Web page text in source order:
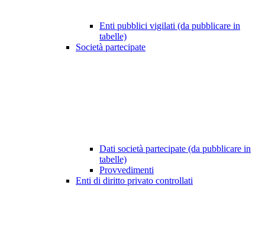
Enti pubblici vigilati (da pubblicare in
tabelle)
Società partecipate
Dati società partecipate (da pubblicare in
tabelle)
Provvedimenti
Enti di diritto privato controllati